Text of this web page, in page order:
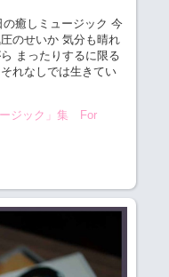
癒しミュージック 今
のせいか 気分も晴れ
まったりするに限る
れなしでは生きてい
ージック」集 For